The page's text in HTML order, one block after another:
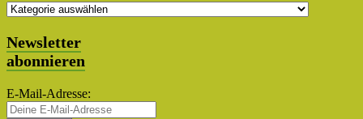
Themen
Newsletter
abonnieren
E-Mail-Adresse: